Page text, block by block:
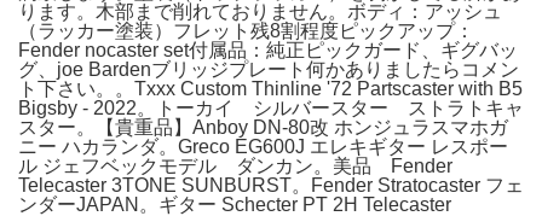
ります。木部まで削れておりません。ボディ：アッシュ
（ラッカー塗装）フレット残8割程度ピックアップ：
Fender nocaster set付属品：純正ピックガード、ギグバッ
グ、joe Bardenブリッジプレート何かありましたらコメン
ト下さい。。Txxx Custom Thinline '72 Partscaster with B5
Bigsby - 2022。トーカイ シルバースター ストラトキャ
スター。【貴重品】Anboy DN-80改 ホンジュラスマホガ
ニー ハカランダ。Greco EG600J エレキギター レスポー
ル ジェフベックモデル ダンカン。美品 Fender
Telecaster 3TONE SUNBURST。Fender Stratocaster フェ
ンダーJAPAN。ギター Schecter PT 2H Telecaster